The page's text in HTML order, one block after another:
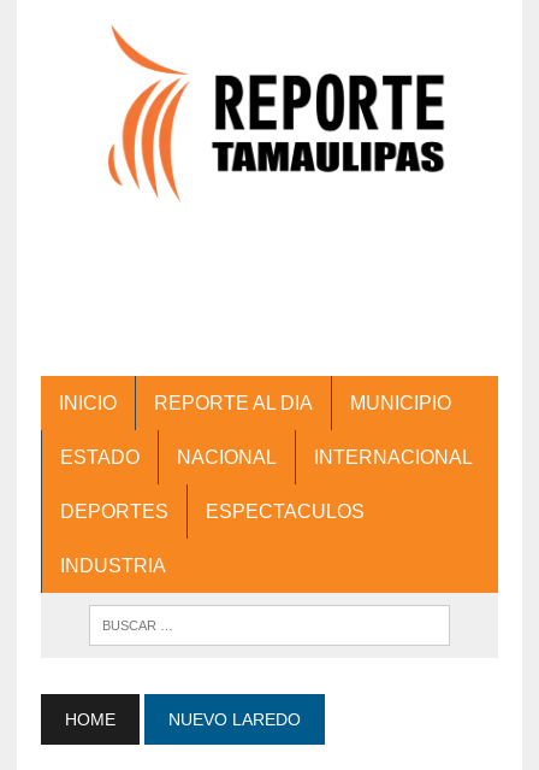
INICIO REPORTE AL DIA MUNICIPIO
ESTADO NACIONAL INTERNACIONAL
DEPORTES ESPECTACULOS
INDUSTRIA
HOME NUEVO LAREDO